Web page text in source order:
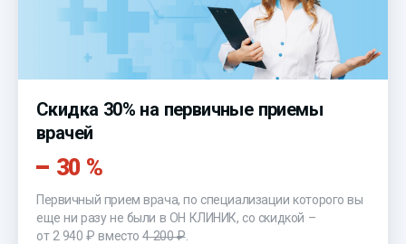
Скидка 30% на первичные приемы
врачей
30 %
Первичный прием врача, по специализации которого вы
еще ни разу не были в ОН КЛИНИК, со скидкой –
от 2 940 ₽ вместо4 200 ₽.